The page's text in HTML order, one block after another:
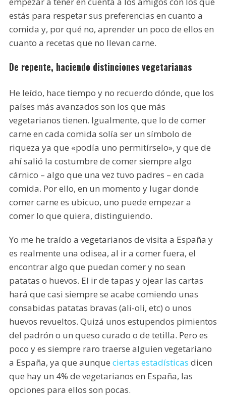
estás para respetar sus preferencias en cuanto a
comida y, por qué no, aprender un poco de ellos en
cuanto a recetas que no llevan carne.
De repente, haciendo distinciones vegetarianas
He leído, hace tiempo y no recuerdo dónde, que los
países más avanzados son los que más
vegetarianos tienen. Igualmente, que lo de comer
carne en cada comida solía ser un símbolo de
riqueza ya que «podía uno permitírselo», y que de
ahí salió la costumbre de comer siempre algo
cárnico – algo que una vez tuvo padres – en cada
comida. Por ello, en un momento y lugar donde
comer carne es ubicuo, uno puede empezar a
comer lo que quiera, distinguiendo.
Yo me he traído a vegetarianos de visita a España y
es realmente una odisea, al ir a comer fuera, el
encontrar algo que puedan comer y no sean
patatas o huevos. El ir de tapas y ojear las cartas
hará que casi siempre se acabe comiendo unas
consabidas patatas bravas (ali-oli, etc) o unos
huevos revueltos. Quizá unos estupendos pimientos
del padrón o un queso curado o de tetilla. Pero es
poco y es siempre raro traerse alguien vegetariano
a España, ya que aunque ciertas estadísticas dicen
que hay un 4% de vegetarianos en España, las
opciones para ellos son pocas.